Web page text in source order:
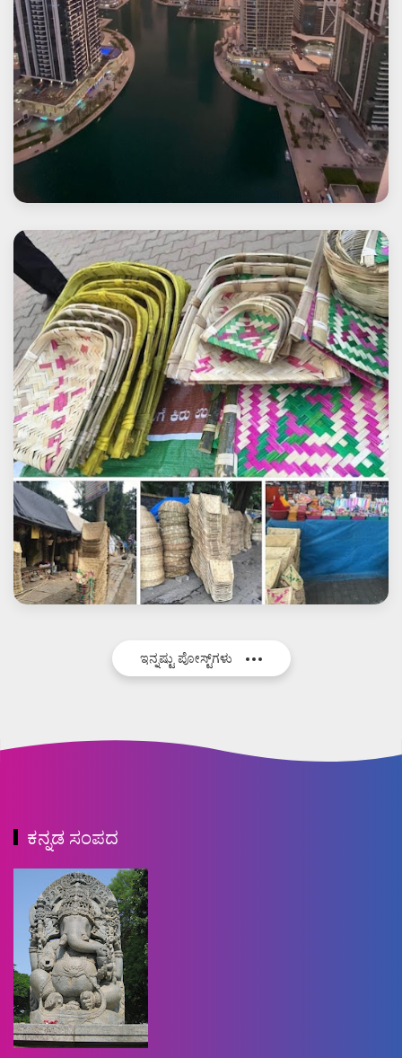
ಇನ್ನಷ್ಟು ಪೋಸ್ಟ್‌ಗಳು
ಕನ್ನಡ ಸಂಪದ